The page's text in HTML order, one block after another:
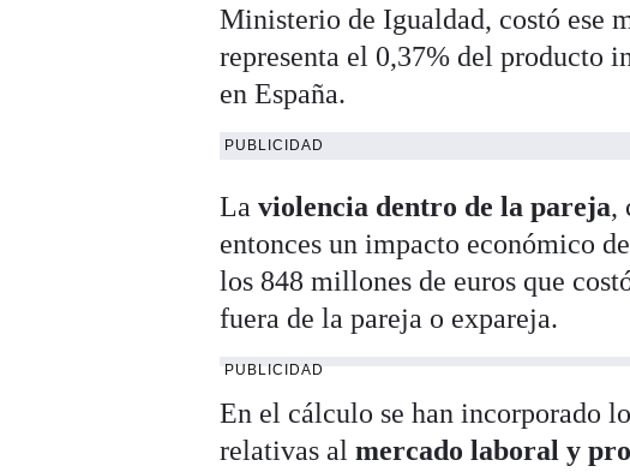
Ministerio de Igualdad, costó ese
representa el 0,37% del producto
en España.
PUBLICIDAD
Laviolencia dentro de la pareja,
entonces un impacto económico
los 848 millones de euros que
fuera de la pareja o expareja.
PUBLICIDAD
En el cálculo se han incorporado
relativas almercado laboral y